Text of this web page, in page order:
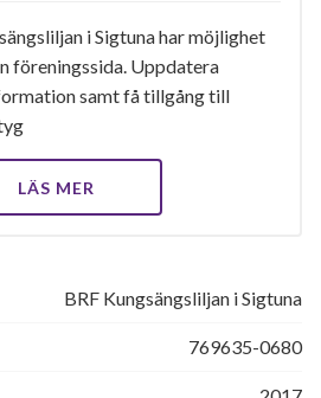
i Sigtuna har möjlighet
föreningssida. Uppdatera
samt få tillgång till
LÄS MER
BRF Kungsängsliljan i Sigtuna
769635-0680